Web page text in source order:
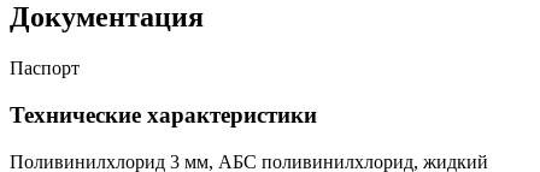
Документация
Паспорт
Технические характеристики
Поливинилхлорид 3 мм, АБС поливинилхлорид, жидкий